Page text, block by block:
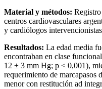
Material y métodos:
centros cardiovasculares
y cardiólogos
Resultados: La edad media
encontraban en clase
12 ± 3 mm Hg; p < 0,001),
requerimiento de
menor con restitución ad